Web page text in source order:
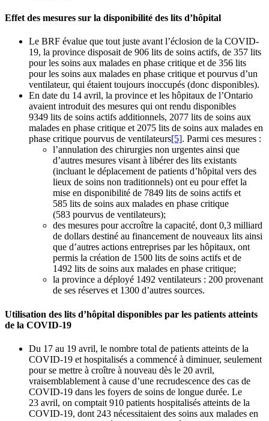
Effet des mesures sur la disponibilité des lits d’hôpital
Le BRF évalue que tout juste avant l’éclosion de la COVID-
19, la province disposait de 906 lits de soins actifs, de 357 lits
pour les soins aux malades en phase critique et de 356 lits
pour les soins aux malades en phase critique et pourvus d’un
ventilateur, qui étaient toujours inoccupés (donc disponibles).
En date du 14 avril, la province et les hôpitaux de l’Ontario
avaient introduit des mesures qui ont rendu disponibles
9349 lits de soins actifs additionnels, 2077 lits de soins aux
malades en phase critique et 2075 lits de soins aux malades en
phase critique pourvus de ventilateurs[5]. Parmi ces mesures :
l’annulation des chirurgies non urgentes ainsi que
d’autres mesures visant à libérer des lits existants
(incluant le déplacement de patients d’hôpital vers des
lieux de soins non traditionnels) ont eu pour effet la
mise en disponibilité de 7849 lits de soins actifs et
585 lits de soins aux malades en phase critique
(583 pourvus de ventilateurs);
des mesures pour accroître la capacité, dont 0,3 milliard
de dollars destiné au financement de nouveaux lits ainsi
que d’autres actions entreprises par les hôpitaux, ont
permis la création de 1500 lits de soins actifs et de
1492 lits de soins aux malades en phase critique;
la province a déployé 1492 ventilateurs : 200 provenant
de ses réserves et 1300 d’autres sources.
Utilisation des lits d’hôpital disponibles par les patients atteints
de la COVID-19
Du 17 au 19 avril, le nombre total de patients atteints de la
COVID-19 et hospitalisés a commencé à diminuer, seulement
pour se mettre à croître à nouveau dès le 20 avril,
vraisemblablement à cause d’une recrudescence des cas de
COVID-19 dans les foyers de soins de longue durée. Le
23 avril, on comptait 910 patients hospitalisés atteints de la
COVID-19, dont 243 nécessitaient des soins aux malades en